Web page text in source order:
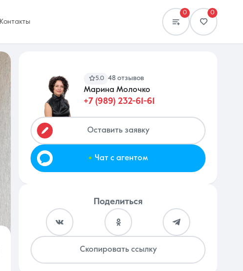
Контакты
0 0
Сравнение
5.0 48 отзывов
Марина Молочко
+7 (989) 232-61-61
Оставить заявку
. Чат с агентом
Поделиться
Скопировать ссылку